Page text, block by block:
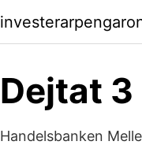
Dejtat 3
Handelsbanken